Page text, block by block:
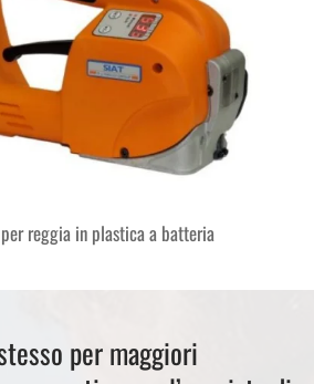
reggia in plastica a batteria
per maggiori